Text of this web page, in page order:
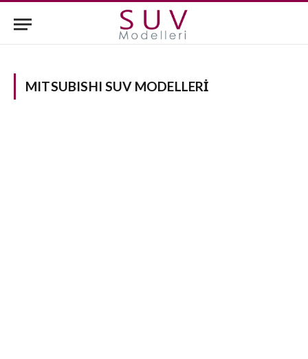
MITSUBISHI SUV MODELLERI